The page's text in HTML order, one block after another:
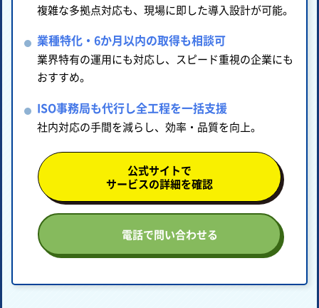
複雑な多拠点対応も、現場に即した導入設計が可能。
業種特化・6か月以内の取得も相談可
業界特有の運用にも対応し、スピード重視の企業にも
おすすめ。
ISO事務局も代行し全工程を一括支援
社内対応の手間を減らし、効率・品質を向上。
公式サイトで
サービスの詳細を確認
電話で問い合わせる